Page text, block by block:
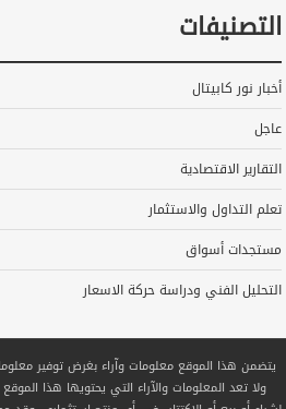
التصنيفات
أخبار نور كابيتال
عاجل
التقارير الاقتصادية
تعلم التداول والاستثمار
مستجدات أسواق
التحليل الفني ودراسة حركة الاسعار
يتضمن هذا الموقع معلومات وآراء بغرض توفير
ولا تعد المعلومات والآراء التي يحتويها هذا